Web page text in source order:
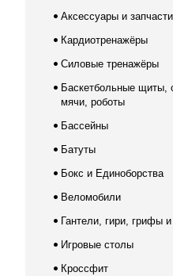
Аксессуары и запчасти
Кардиотренажёры
Силовые тренажёры
Баскетбольные щиты,
мячи, роботы
Бассейны
Батуты
Бокс и Единоборства
Веломобили
Гантели, гири, грифы
Игровые столы
Кроссфит